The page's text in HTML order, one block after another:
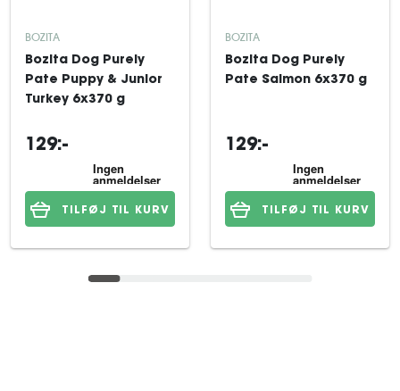
BOZITA
Bozita Dog Purely
Pate Puppy & Junior
Turkey 6x370 g
129:-
TILFØJ TIL KURV
BOZITA
Bozita Dog Purely
Pate Salmon 6x370 g
129:-
TILFØJ TIL KURV